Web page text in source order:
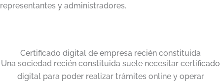
representantes y administradores.
Certificado digital de empresa recién constituida
Una sociedad recién constituida suele necesitar certificado
digital para poder realizar trámites online y operar